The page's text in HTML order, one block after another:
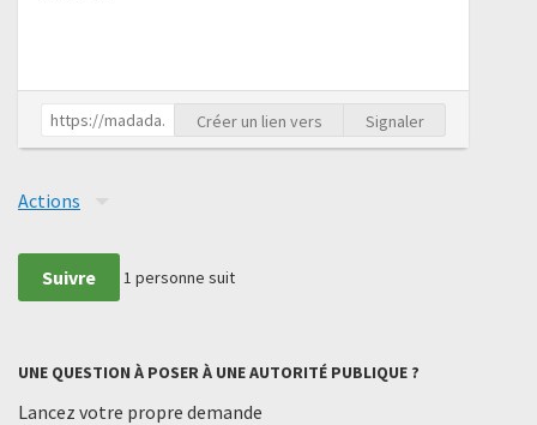
Créer un lien vers Signaler
Actions
Suivre 1 personne suit
UNE QUESTION À POSER À UNE AUTORITÉ PUBLIQUE ?
Lancez votre propre demande